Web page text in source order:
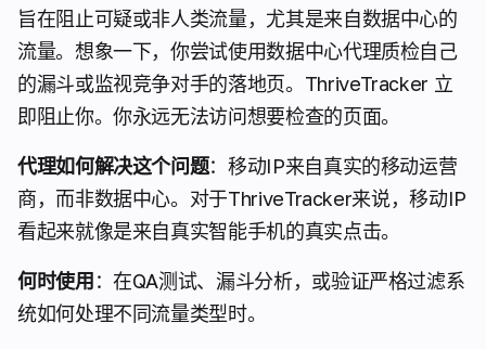
旨在阻止可疑或非人类流量，尤其是来自数据中心的
流量。想象一下，你尝试使用数据中心代理质检自己
的漏斗或监视竞争对手的落地页。ThriveTracker 立
即阻止你。你永远无法访问想要检查的页面。
代理如何解决这个问题：移动IP来自真实的移动运营
商，而非数据中心。对于ThriveTracker来说，移动IP
看起来就像是来自真实智能手机的真实点击。
何时使用 ：在QA测试、漏斗分析，或验证严格过滤系
统如何处理不同流量类型时。